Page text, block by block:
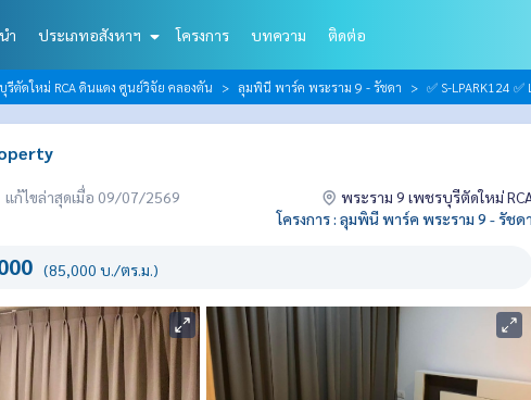
ำ ประเภทอสังหาฯ โครงการ บทความ ติดต่อ
รีตัดใหม่ RCA ดินแดง ศูนย์วิจัย คลองตัน ลุมพินี พาร์ค พระราม 9 - รัชดา ✅ S-LPARK124 ✅
แก้ไขล่าสุดเมื่อ 09/07/2569
พระราม 9 เพชรบุรีตัดใหม่
โครงการ : ลุมพินี พาร์ค พระราม 9 - รัชดา
(85,000 บ./ตร.ม.)